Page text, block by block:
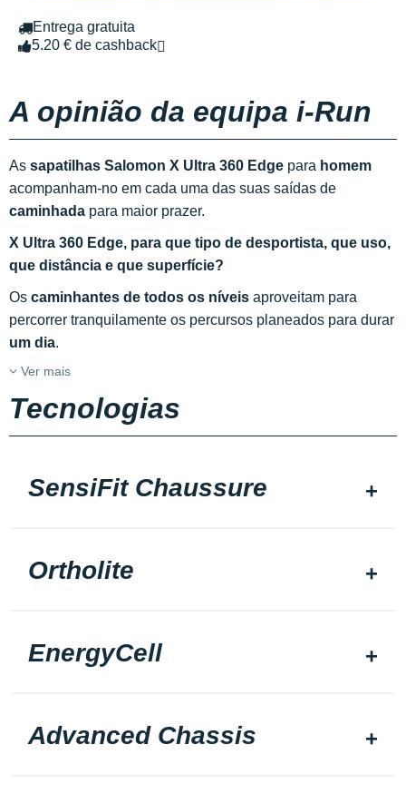
Entrega gratuita
5.20 € de cashback
A opinião da equipa i-Run
As sapatilhas Salomon X Ultra 360 Edge para homem
acompanham-no em cada uma das suas saídas de
caminhada para maior prazer.
X Ultra 360 Edge, para que tipo de desportista, que uso,
que distância e que superfície?
Os caminhantes de todos os níveis aproveitam para
percorrer tranquilamente os percursos planeados para durar
um dia.
Ver mais
Tecnologias
SensiFit Chaussure
Ortholite
EnergyCell
Advanced Chassis